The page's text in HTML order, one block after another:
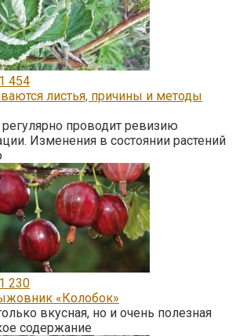
454
листья, причины и методы
проводит ревизию
Изменения в состоянии растений
230
«Колобок»
вкусная, но и очень полезная
содержание